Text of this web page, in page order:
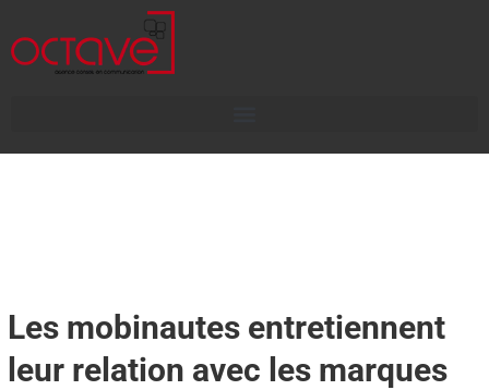
Les mobinautes entretiennent
leur relation avec les marques